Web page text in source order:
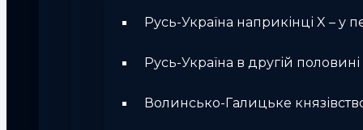
Русь-Україна наприкінці X – у
Русь-Україна в другій половині
Волинсько-Галицьке